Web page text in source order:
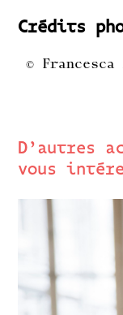
Crédits
© Francesca
D’autres
vous